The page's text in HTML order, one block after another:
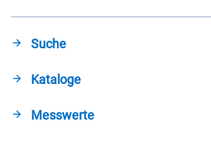
Suche
Kataloge
Messwerte